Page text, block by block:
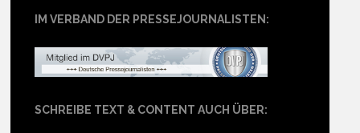
IM VERBAND DER PRESSEJOURNALISTEN:
SCHREIBE TEXT & CONTENT AUCH ÜBER: